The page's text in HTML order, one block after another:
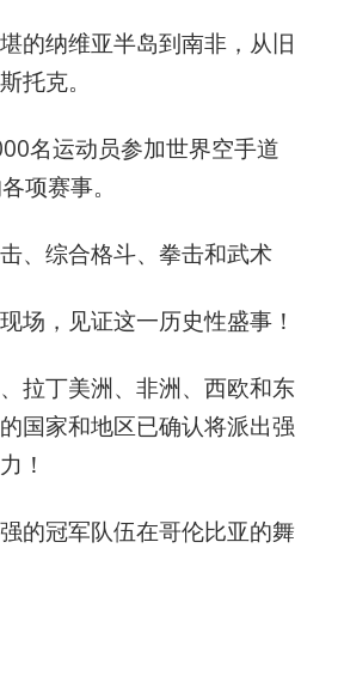
的纳维亚半岛到南非，从旧
托克。
名运动员参加世界空手道
项赛事。
、综合格斗、拳击和武术
场，见证这一历史性盛事！
拉丁美洲、非洲、西欧和东
国家和地区已确认将派出强
！
的冠军队伍在哥伦比亚的舞